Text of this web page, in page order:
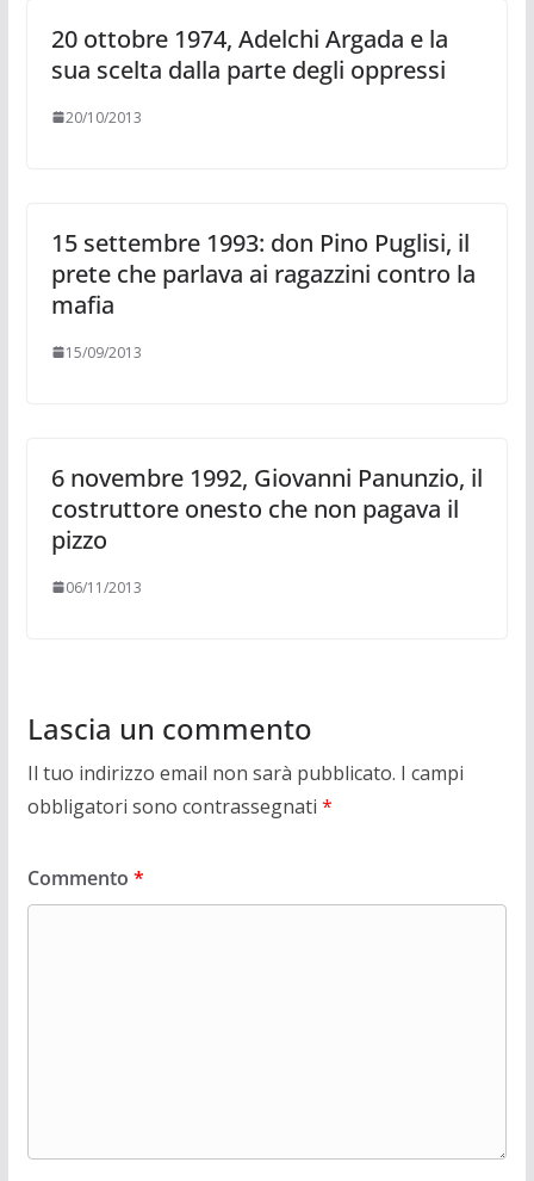
20 ottobre 1974, Adelchi Argada e la
sua scelta dalla parte degli oppressi
20/10/2013
15 settembre 1993: don Pino Puglisi, il
prete che parlava ai ragazzini contro la
mafia
15/09/2013
6 novembre 1992, Giovanni Panunzio, il
costruttore onesto che non pagava il
pizzo
06/11/2013
Lascia un commento
Il tuo indirizzo email non sarà pubblicato. I campi
obbligatori sono contrassegnati *
Commento *